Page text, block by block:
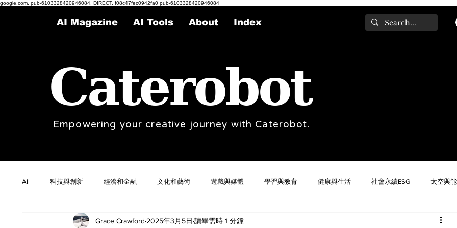
google.com, pub-6103328420946084, DIRECT, f08c47fec0942fa0 pub-6103328420946084
AI Magazine AI Tools About Index
Caterobot
Empowering your creative journey with Caterobot.
All 科技與創新 經濟和金融 文化和藝術 遊戲與媒體 學習與教育 健康與生活 社會永續ESG 太空與
Grace Crawford 2025年3月5日 讀畢需時 1 分鐘